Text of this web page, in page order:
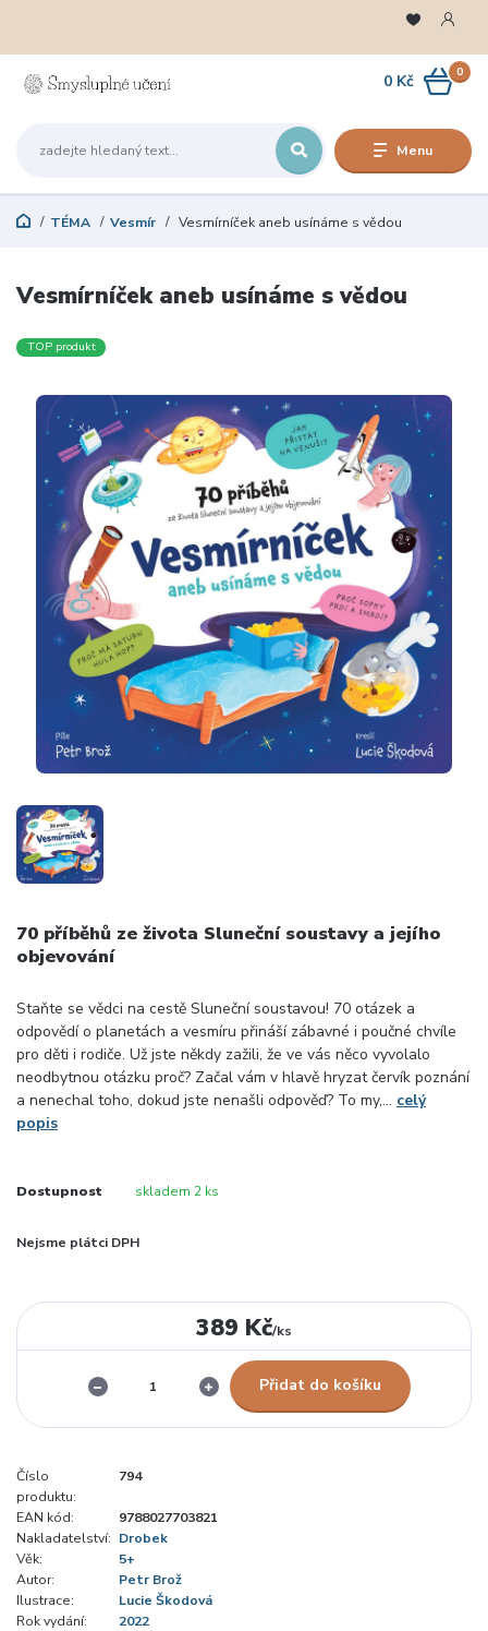
Menu
0
0 Kč
TÉMA Vesmír Vesmírníček aneb usínáme s vědou
Vesmírníček aneb usínáme s vědou
TOP produkt
70 příběhů ze života Sluneční soustavy a jejího
objevování
Staňte se vědci na cestě Sluneční soustavou! 70 otázek a
odpovědí o planetách a vesmíru přináší zábavné i poučné chvíle
pro děti i rodiče. Už jste někdy zažili, že ve vás něco vyvolalo
neodbytnou otázku proč? Začal vám v hlavě hryzat červík poznání
a nenechal toho, dokud jste nenašli odpověď? To my,... celý
popis
Dostupnost skladem 2 ks
Nejsme plátci DPH
389 Kč/ks
Přidat do košíku
Číslo
produktu:
794
EAN kód:
9788027703821
Nakladatelství: Drobek
Věk:
5+
Autor:
Petr Brož
Ilustrace:
Lucie Škodová
Rok vydání:
2022